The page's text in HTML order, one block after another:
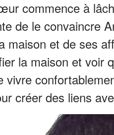
commence à
de le convaincre
maison et de ses
la maison et voir
créer des liens